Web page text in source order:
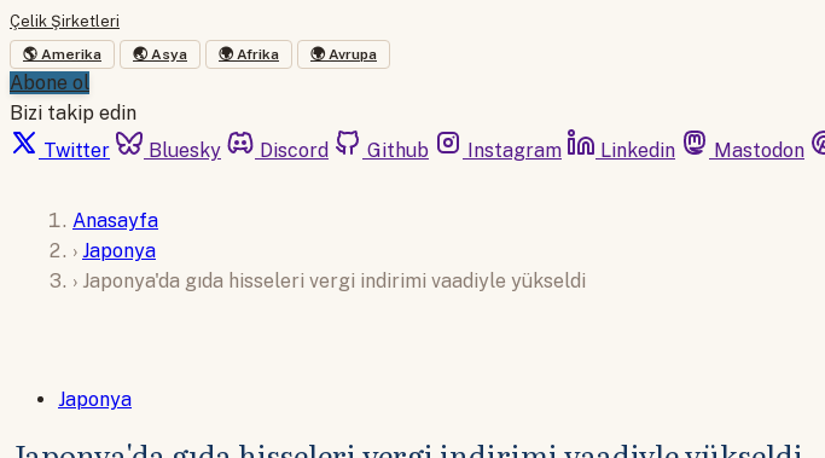
Çelik Şirketleri
🌎 Amerika 🌏 Asya 🌍 Afrika 🌍 Avrupa
Abone ol
Bizi takip edin
Twitter
Bluesky Discord Github Instagram Linkedin Mastodon
Anasayfa
› Japonya
› Japonya'da gıda hisseleri vergi indirimi vaadiyle yükseldi
Japonya